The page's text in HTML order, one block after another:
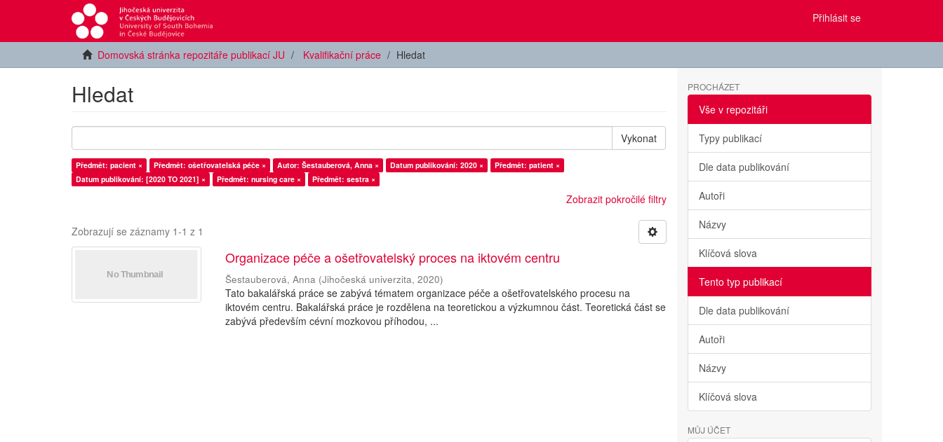
Přihlásit se
Domovská stránka repozitáře publikací JU Kvalifikační práce Hledat
Hledat
Vykonat
Předmět: pacient × Předmět: ošetřovatelská péče × Autor: Šestauberová, Anna × Datum publikování: 2020 ×
Předmět: patient ×
Datum publikování: [2020 TO 2021] ×
Předmět: nursing care × Předmět: sestra ×
Zobrazit pokročilé filtry
Zobrazují se záznamy 1-1 z 1
Organizace péče a ošetřovatelský proces na iktovém centru
Šestauberová, Anna (Jihočeská univerzita,2020)
Tato bakalářská práce se zabývá tématem organizace péče a ošetřovatelského procesu na
iktovém centru. Bakalářská práce je rozdělena na teoretickou a výzkumnou část. Teoretická část se
zabývá především cévní mozkovou příhodou, ...
PROCHÁZET
Vše v repozitáři
Typy publikací
Dle data publikování
Autoři
Názvy
Klíčová slova
Tento typ publikací
Dle data publikování
Autoři
Názvy
Klíčová slova
MŮJ ÚČET